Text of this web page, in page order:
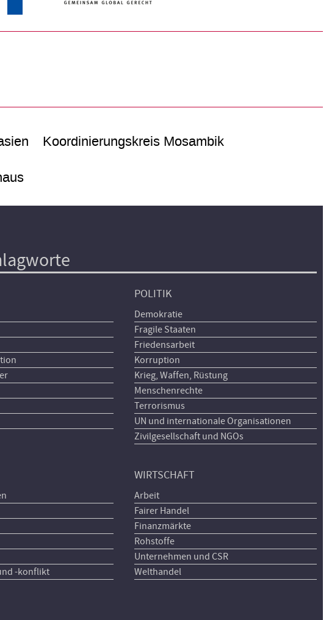
Koordinierungskreis Mosambik
POLITIK
Demokratie
Fragile Staaten
Friedensarbeit
Korruption
Krieg, Waffen, Rüstung
Menschenrechte
Terrorismus
UN und internationale Organisationen
Zivilgesellschaft und NGOs
-konflikt
WIRTSCHAFT
Arbeit
Fairer Handel
Finanzmärkte
Rohstoffe
Unternehmen und CSR
Welthandel